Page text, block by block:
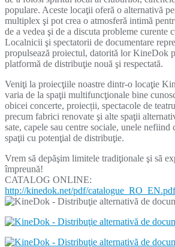
populare. Aceste locaţii oferă o alternativă
multiplex şi pot crea o atmosferă intimă
de a vedea şi de a discuta probleme curente
Localnicii şi spectatorii de documentare
propulsează proiectul, datorită lor KineDok
platformă de distribuţie nouă şi respectată.
Veniţi la proiecţiile noastre dintr-o locaţie
varia de la spaţii multifuncţionale bine
obicei concerte, proiecții, spectacole de
precum fabrici renovate şi alte spaţii
sate, capele sau centre sociale, unele nefiind
spaţii cu potenţial de distribuţie.
Vrem să depăşim limitele tradiţionale şi să
împreună!
CATALOG ONLINE:
http://kinedok.net/pdf/catalogue_RO_EN.pdf